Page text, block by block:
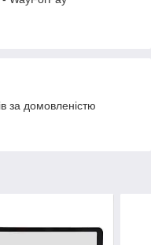
за домовленістю